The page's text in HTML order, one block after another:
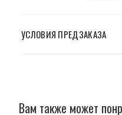
УСЛОВИЯ ПРЕДЗАКАЗА
Вам также может